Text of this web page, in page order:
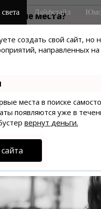
места?
создать свой сайт,
направленных
места в поиске
появляются уже в
вернут деньги.
Лайфстайл